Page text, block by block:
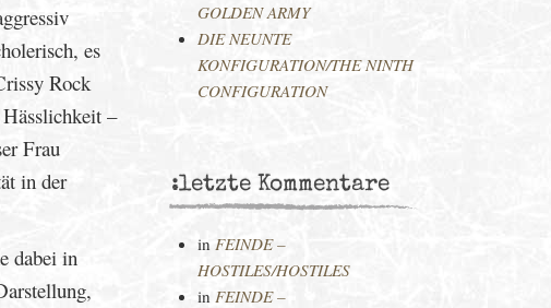
es
Rock
–
Frau
in der
dabei in
GOLDEN ARMY
DIE NEUNTE
KONFIGURATION/THE NINTH
CONFIGURATION
:letzte Kommentare
in FEINDE –
HOSTILES/HOSTILES
in FEINDE –